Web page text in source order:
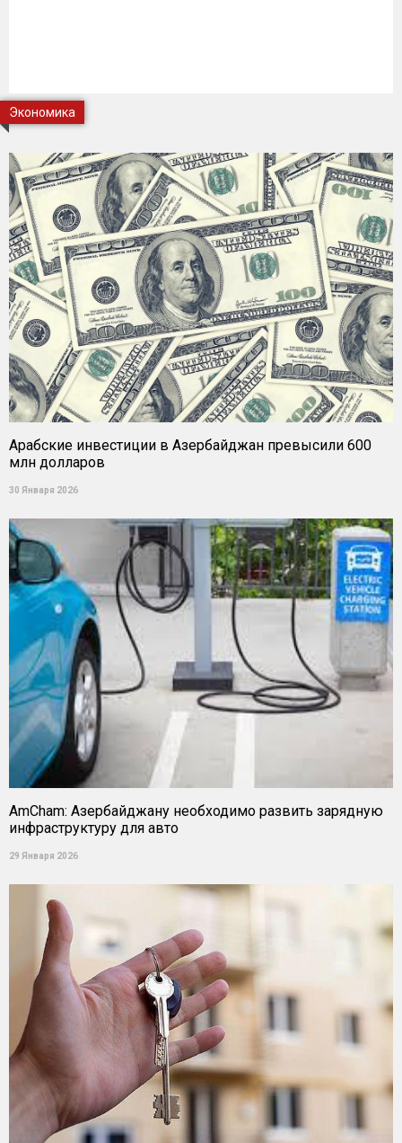
Экономика
Арабские инвестиции в Азербайджан превысили 600
млн долларов
30 Января 2026
AmCham: Азербайджану необходимо развить зарядную
инфраструктуру для авто
29 Января 2026